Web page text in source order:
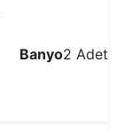
Banyo2 Adet